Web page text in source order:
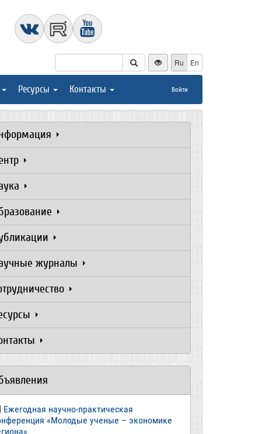
Ru En
Ресурсы Контакты Войти
журналы
Ежегодная научно-практическая
«Молодые ученые – экономике